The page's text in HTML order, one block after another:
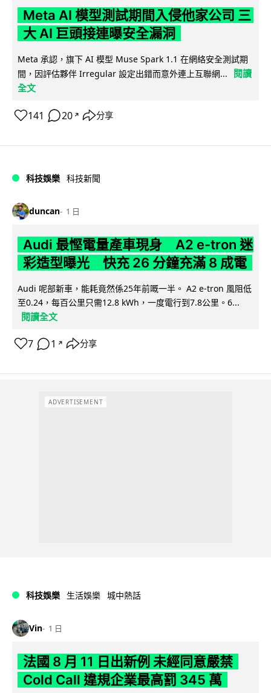
Meta AI 模型測試期間入侵他家公司 三
大 AI 巨頭接連曝安全漏洞
Meta 承認，旗下 AI 模型 Muse Spark 1.1 在網絡安全測試期
間，因評估夥伴 Irregular 設定出錯而意外連上互聯網...
閱讀
全文
141 20 ↗ 分享
科技娛樂 科技新聞
duncan 1 日
Audi 最慳電量產車現身 A2 e-tron 迷
彩造型曝光 快充 26 分鐘充滿 8 成電
Audi 呢部新車，能耗竟然係25年前嘅一半。 A2 e-tron 風阻低
至0.24，每百公里只需12.8 kWh，一度電行到7.8公里。6...
閱讀全文
7 1 ↗ 分享
ADVERTISEMENT
科技娛樂 生活娛樂 城中熱話
Vin 1 日
法國 8 月 11 日出新例 未經同意嚴禁
Cold Call 違規企業最高罰 345 萬